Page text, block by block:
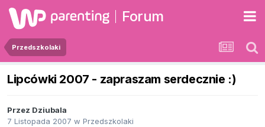
Forum
Przedszkolaki
Lipcówki 2007 - zapraszam serdecznie :)
Przez Dziubala
7 Listopada 2007 w Przedszkolaki